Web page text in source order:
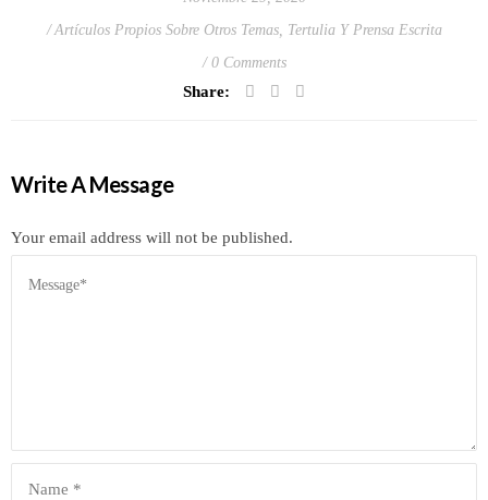
Artículos Propios Sobre Otros Temas, Tertulia Y Prensa Escrita
0 Comments
Share:
Write A Message
Your email address will not be published.